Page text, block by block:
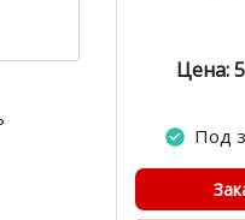
Цена:
Под